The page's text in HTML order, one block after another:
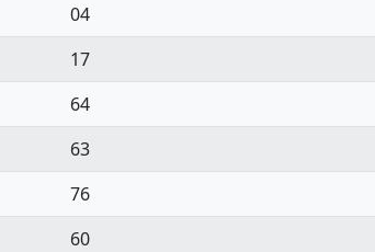
04
17
64
63
76
60